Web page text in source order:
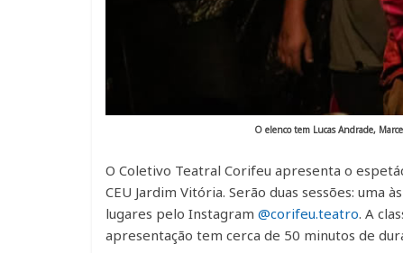
O elenco tem Lucas Andrade,
O Coletivo Teatral Corifeu apresenta o
CEU Jardim Vitória. Serão duas sessões:
lugares pelo Instagram @corifeu.teatro. A
apresentação tem cerca de 50 minutos de